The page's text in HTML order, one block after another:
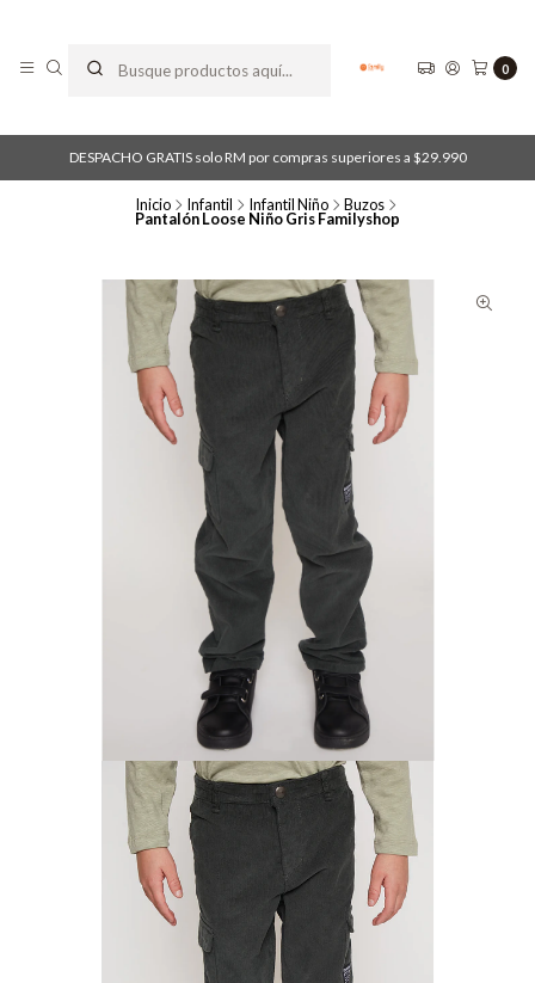
0
DESPACHO GRATIS solo RM por compras superiores a $29.990
Inicio Infantil Infantil Niño Buzos
Pantalón Loose Niño Gris Familyshop